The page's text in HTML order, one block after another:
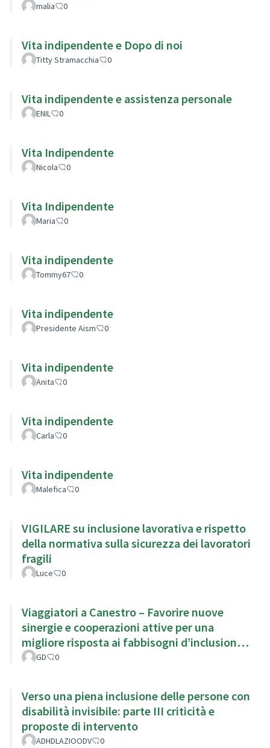
malia 0
Vita indipendente e Dopo di noi
Titty Stramacchia 0
Vita indipendente e assistenza personale
ENIL 0
Vita Indipendente
Nicola 0
Vita Indipendente
Maria 0
Vita indipendente
Tommy67 0
Vita indipendente
Presidente Aism 0
Vita indipendente
Anita 0
Vita indipendente
Carla 0
Vita indipendente
Malefica 0
VIGILARE su inclusione lavorativa e rispetto
della normativa sulla sicurezza dei lavoratori
fragili
Luce 0
Viaggiatori a Canestro – Favorire nuove
sinergie e cooperazioni attive per una
migliore risposta ai fabbisogni d’inclusione
del territorio.
GD 0
Verso una piena inclusione delle persone con
disabilità invisibile: parte III criticità e
proposte di intervento
ADHDLAZIOODV 0